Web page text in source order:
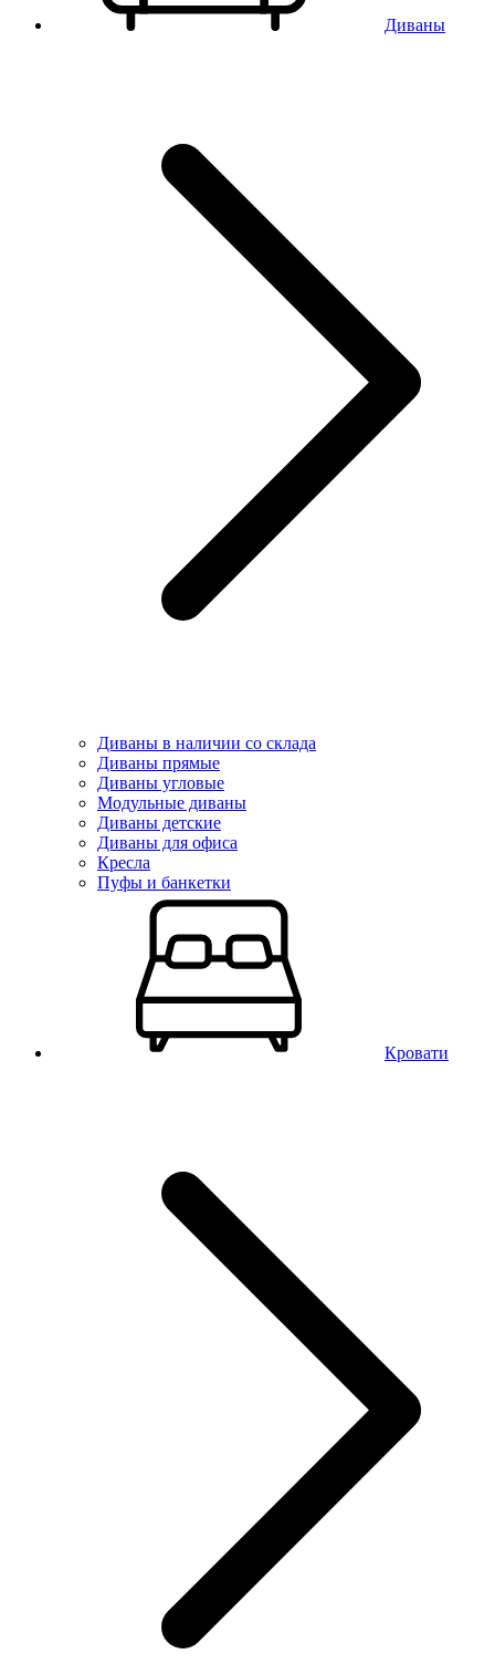
Диваны
Диваны в наличии со склада
Диваны прямые
Диваны угловые
Модульные диваны
Диваны детские
Диваны для офиса
Кресла
Пуфы и банкетки
Кровати